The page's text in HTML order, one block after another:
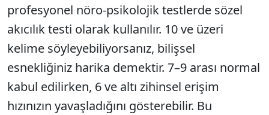
profesyonel nöro-psikolojik testlerde sözel
akıcılık testi olarak kullanılır. 10 ve üzeri
kelime söyleyebiliyorsanız, bilişsel
esnekliğiniz harika demektir. 7–9 arası normal
kabul edilirken, 6 ve altı zihinsel erişim
hızınızın yavaşladığını gösterebilir. Bu